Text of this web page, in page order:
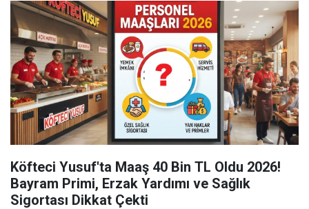
Köfteci Yusuf'ta Maaş 40 Bin TL Oldu 2026!
Bayram Primi, Erzak Yardımı ve Sağlık
Sigortası Dikkat Çekti